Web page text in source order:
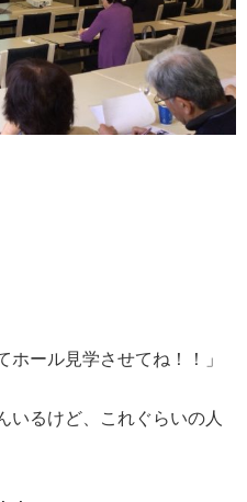
ホール見学させてね！！」
いるけど、これぐらいの人